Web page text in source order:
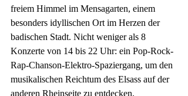
freiem Himmel im Mensagarten, einem
besonders idyllischen Ort im Herzen der
badischen Stadt. Nicht weniger als 8
Konzerte von 14 bis 22 Uhr: ein Pop-Rock-
Rap-Chanson-Elektro-Spaziergang, um den
musikalischen Reichtum des Elsass auf der
anderen Rheinseite zu entdecken.